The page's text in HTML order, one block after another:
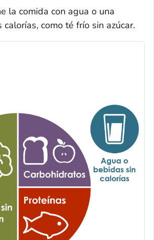
la comida con agua o una
como té frío sin azúcar.